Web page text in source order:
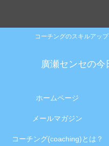
コーチングのスキルアッ
廣瀬センセの今
ホームページ
メールマガジン
コーチング(coaching)とは？